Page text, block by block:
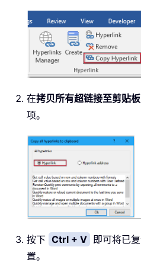
在拷贝所有超链接至剪贴板
项。
按下 Ctrl + V 即可将已
置。